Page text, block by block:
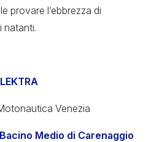
provare l’ebbrezza di
natanti.
Venezia
Medio di Carenaggio